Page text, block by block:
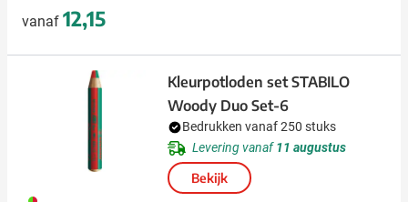
vanaf 12,15
009
Kleurpotloden set STABILO
Woody Duo Set-6
Bedrukken vanaf 250 stuks
Levering vanaf11 augustus
Bekijk